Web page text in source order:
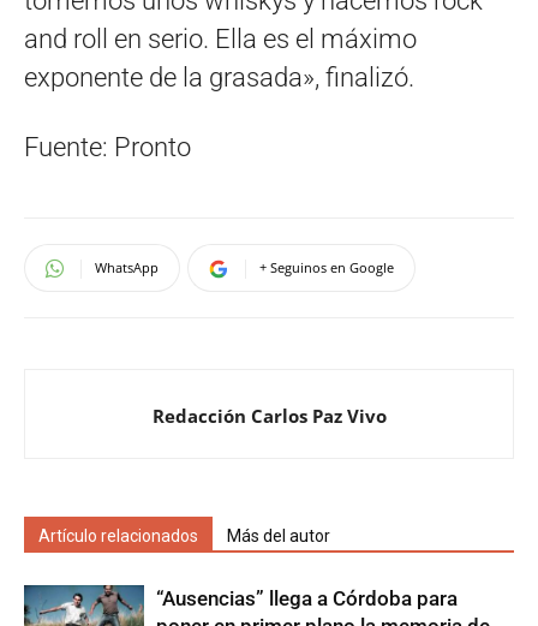
and roll en serio. Ella es el máximo
exponente de la grasada», finalizó.
Fuente: Pronto
WhatsApp + Seguinos en Google
Redacción Carlos Paz Vivo
Artículo relacionados Más del autor
“Ausencias” llega a Córdoba para